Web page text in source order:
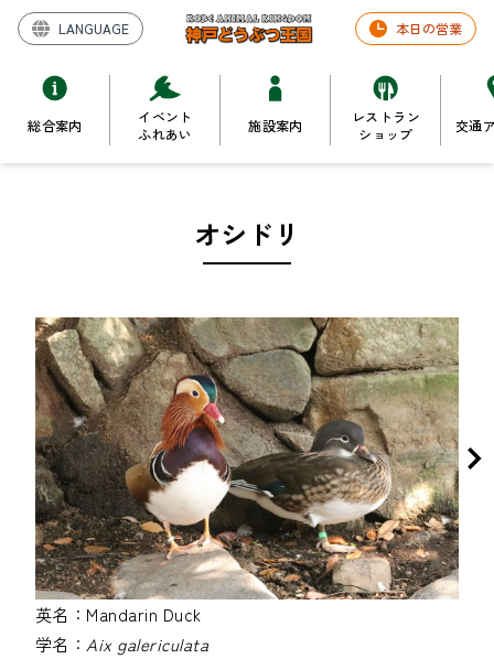
LANGUAGE 本日の営業
総合案内
イベント
ふれあい
施設案内
レストラン
ショップ
交通
オシドリ
英名： Mandarin Duck
学名： Aix galericulata